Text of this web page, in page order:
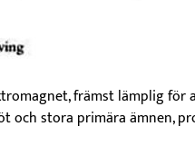
främst lämplig
och stora primära ämnen,